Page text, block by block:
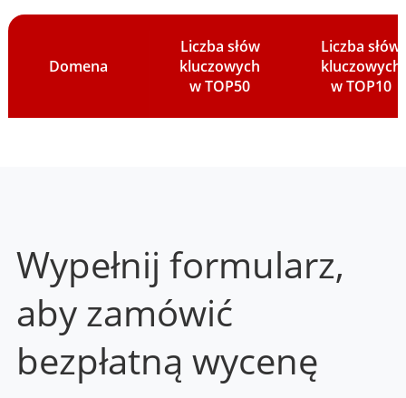
Domena
Liczba słów
kluczowych
w TOP50
Liczba słów
kluczowych
w TOP10
Wypełnij formularz,
aby zamówić
bezpłatną wycenę